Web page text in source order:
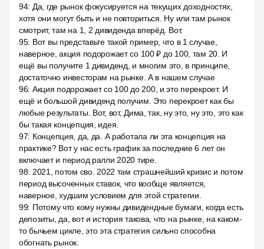
94: Да, где рынок фокусируется на текущих доходностях,
хотя они могут быть и не повториться. Ну или там рынок
смотрит, там на 1, 2 дивиденда вперёд. Вот.
95: Вот вы представьте такой пример, что в 1 случае,
наверное, акция подорожает со 100 ₽ до 100, там 20. И
ещё вы получите 1 дивиденд, и многим это, в принципе,
достаточно инвесторам на рынке. А в нашем случае
96: Акция подорожает со 100 до 200, и это перекроет. И
ещё и большой дивиденд получим. Это перекроет как бы
любые результаты. Вот, вот, Дима, так, ну это, ну это, это как
бы такая концепция, идея.
97: Концепция, да, да. А работала ли эта концепция на
практике? Вот у нас есть график за последние 6 лет он
включает и период ралли 2020 тире.
98: 2021, потом сво. 2022 там страшнейший кризис и потом
период высоченных ставок, что вообще является,
наверное, худшим условием для этой стратегии.
99: Потому что кому нужны дивидендные бумаги, когда есть
депозиты, да, вот и история такова, что на рынке, на каком-
то бычьем цикле, это эта стратегия сильно способна
обогнать рынок.